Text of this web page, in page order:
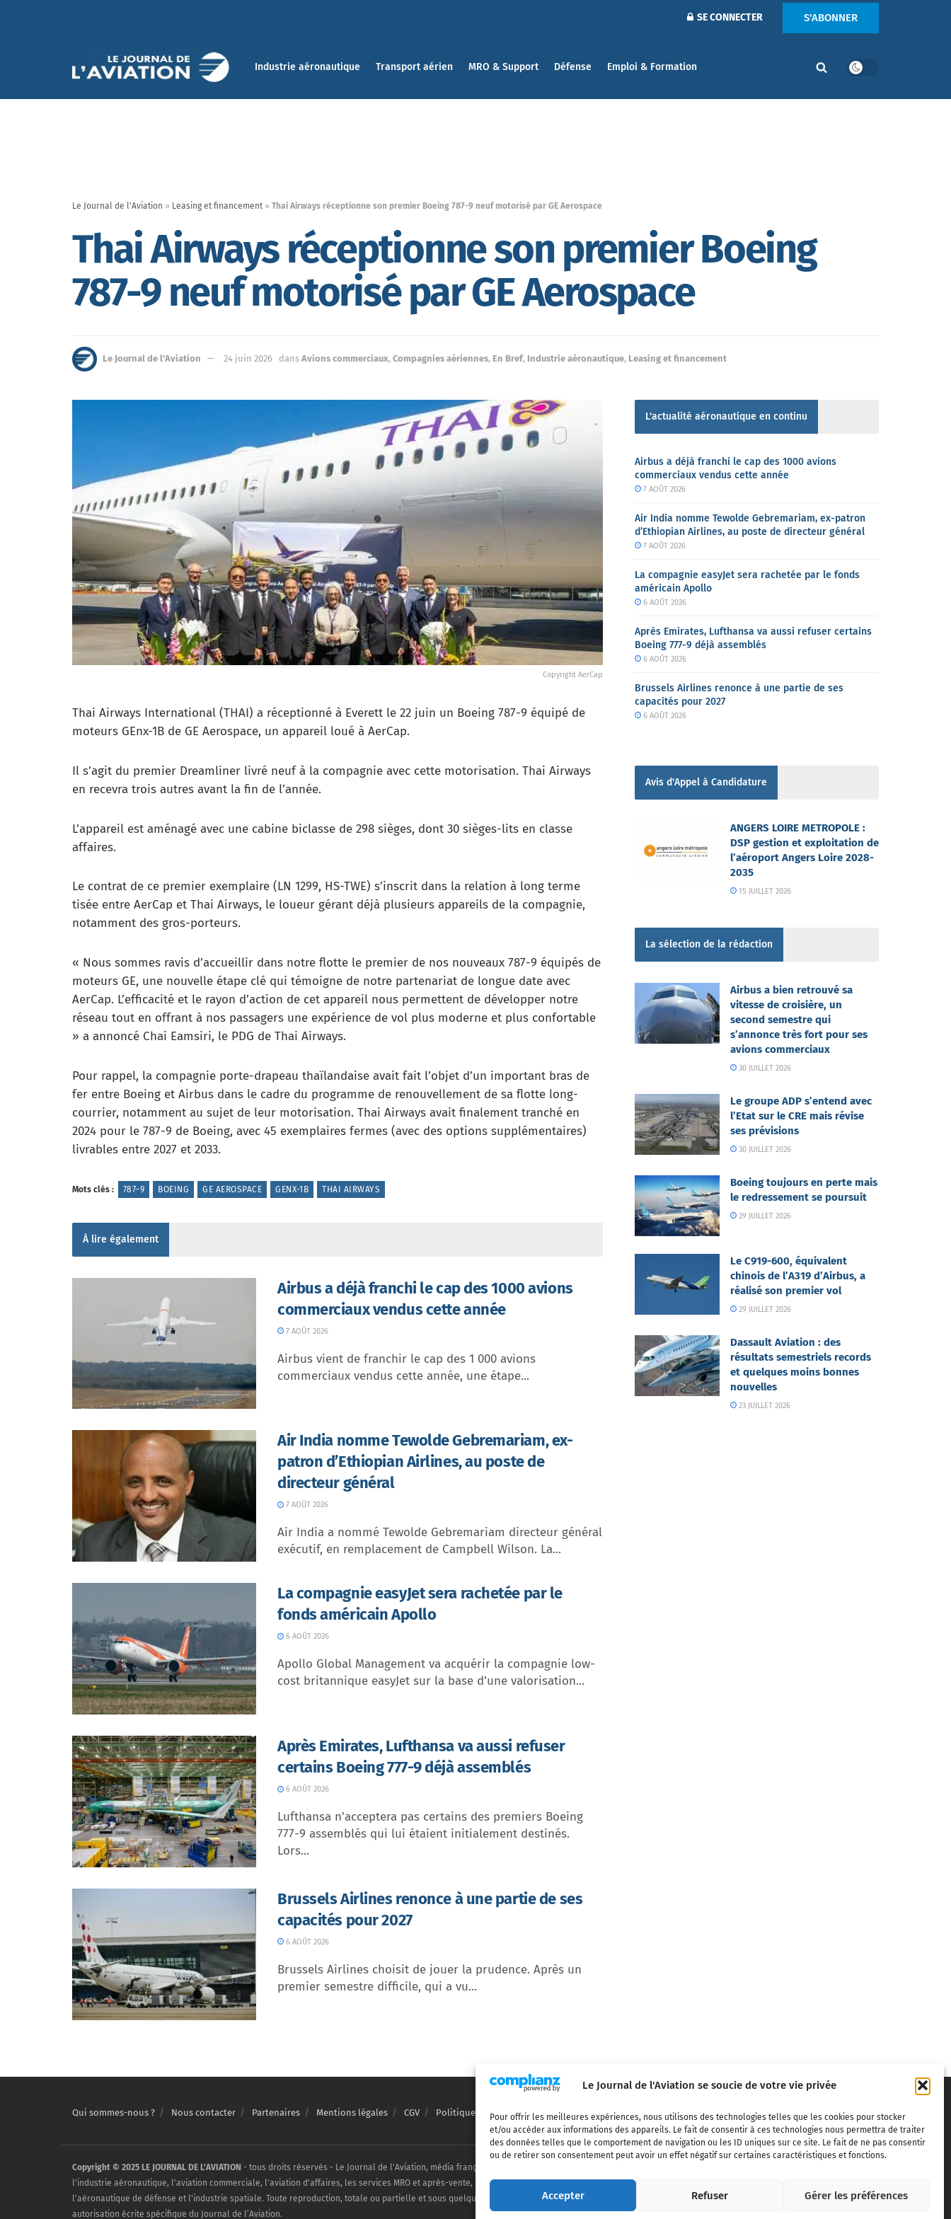
Le Journal de l'Aviation se soucie de votre vie privée
Pour offrir les meilleures expériences, nous utilisons des technologies telles que les cookies pour stocker
et/ou accéder aux informations des appareils. Le fait de consentir à ces technologies nous permettra de traiter
des données telles que le comportement de navigation ou les ID uniques sur ce site. Le fait de ne pas consentir
ou de retirer son consentement peut avoir un effet négatif sur certaines caractéristiques et fonctions.
Accepter Refuser Gérer les préférences
SE CONNECTER S'ABONNER
Industrie aéronautique Transport aérien MRO & Support Défense Emploi & Formation
Le Journal de l'Aviation » Leasing et financement » Thai Airways réceptionne son premier Boeing 787-9 neuf motorisé par GE Aerospace
Thai Airways réceptionne son premier Boeing
787-9 neuf motorisé par GE Aerospace
Le Journal de l'Aviation 24 juin 2026 dans Avions commerciaux, Compagnies aériennes, En Bref, Industrie aéronautique, Leasing et financement
Copyright AerCap
Thai Airways International (THAI) a réceptionné à Everett le 22 juin un Boeing 787-9 équipé de
moteurs GEnx-1B de GE Aerospace, un appareil loué à AerCap.
Il s’agit du premier Dreamliner livré neuf à la compagnie avec cette motorisation. Thai Airways
en recevra trois autres avant la fin de l’année.
L’appareil est aménagé avec une cabine biclasse de 298 sièges, dont 30 sièges-lits en classe
affaires.
Le contrat de ce premier exemplaire (LN 1299, HS-TWE) s’inscrit dans la relation à long terme
tisée entre AerCap et Thai Airways, le loueur gérant déjà plusieurs appareils de la compagnie,
notamment des gros-porteurs.
« Nous sommes ravis d’accueillir dans notre flotte le premier de nos nouveaux 787-9 équipés de
moteurs GE, une nouvelle étape clé qui témoigne de notre partenariat de longue date avec
AerCap. L’efficacité et le rayon d’action de cet appareil nous permettent de développer notre
réseau tout en offrant à nos passagers une expérience de vol plus moderne et plus confortable
» a annoncé Chai Eamsiri, le PDG de Thai Airways.
Pour rappel, la compagnie porte-drapeau thaïlandaise avait fait l’objet d’un important bras de
fer entre Boeing et Airbus dans le cadre du programme de renouvellement de sa flotte long-
courrier, notamment au sujet de leur motorisation. Thai Airways avait finalement tranché en
2024 pour le 787-9 de Boeing, avec 45 exemplaires fermes (avec des options supplémentaires)
livrables entre 2027 et 2033.
Mots clés : 787-9 BOEING GE AEROSPACE GENX-1B THAI AIRWAYS
À lire également
Airbus a déjà franchi le cap des 1000 avions
commerciaux vendus cette année
7 AOÛT 2026
Airbus vient de franchir le cap des 1 000 avions
commerciaux vendus cette année, une étape...
Air India nomme Tewolde Gebremariam, ex-
patron d’Ethiopian Airlines, au poste de
directeur général
7 AOÛT 2026
Air India a nommé Tewolde Gebremariam directeur général
exécutif, en remplacement de Campbell Wilson. La...
La compagnie easyJet sera rachetée par le
fonds américain Apollo
6 AOÛT 2026
Apollo Global Management va acquérir la compagnie low-
cost britannique easyJet sur la base d’une valorisation...
Après Emirates, Lufthansa va aussi refuser
certains Boeing 777-9 déjà assemblés
6 AOÛT 2026
Lufthansa n'acceptera pas certains des premiers Boeing
777-9 assemblés qui lui étaient initialement destinés.
Lors...
Brussels Airlines renonce à une partie de ses
capacités pour 2027
6 AOÛT 2026
Brussels Airlines choisit de jouer la prudence. Après un
premier semestre difficile, qui a vu...
L'actualité aéronautique en continu
Airbus a déjà franchi le cap des 1000 avions
commerciaux vendus cette année
7 AOÛT 2026
Air India nomme Tewolde Gebremariam, ex-patron
d’Ethiopian Airlines, au poste de directeur général
7 AOÛT 2026
La compagnie easyJet sera rachetée par le fonds
américain Apollo
6 AOÛT 2026
Après Emirates, Lufthansa va aussi refuser certains
Boeing 777-9 déjà assemblés
6 AOÛT 2026
Brussels Airlines renonce à une partie de ses
capacités pour 2027
6 AOÛT 2026
Avis d'Appel à Candidature
ANGERS LOIRE METROPOLE :
DSP gestion et exploitation de
l’aéroport Angers Loire 2028-
2035
15 JUILLET 2026
La sélection de la rédaction
Airbus a bien retrouvé sa
vitesse de croisière, un
second semestre qui
s’annonce très fort pour ses
avions commerciaux
30 JUILLET 2026
Le groupe ADP s’entend avec
l’Etat sur le CRE mais révise
ses prévisions
30 JUILLET 2026
Boeing toujours en perte mais
le redressement se poursuit
29 JUILLET 2026
Le C919-600, équivalent
chinois de l’A319 d’Airbus, a
réalisé son premier vol
29 JUILLET 2026
Dassault Aviation : des
résultats semestriels records
et quelques moins bonnes
nouvelles
23 JUILLET 2026
Qui sommes-nous ? Nous contacter Partenaires Mentions légales CGV Politique de confidentialité
Copyright © 2025 LE JOURNAL DE L'AVIATION - tous droits réservés - Le Journal de l'Aviation, média français de référence couvrant l'actualité de
l'industrie aéronautique, l'aviation commerciale, l'aviation d'affaires, les services MRO et après-vente, le financement et la location d'aéronefs civils,
l'aéronautique de défense et l'industrie spatiale. Toute reproduction, totale ou partielle et sous quelque forme ou support que ce soit, est interdite sans
autorisation écrite spécifique du Journal de l’Aviation.